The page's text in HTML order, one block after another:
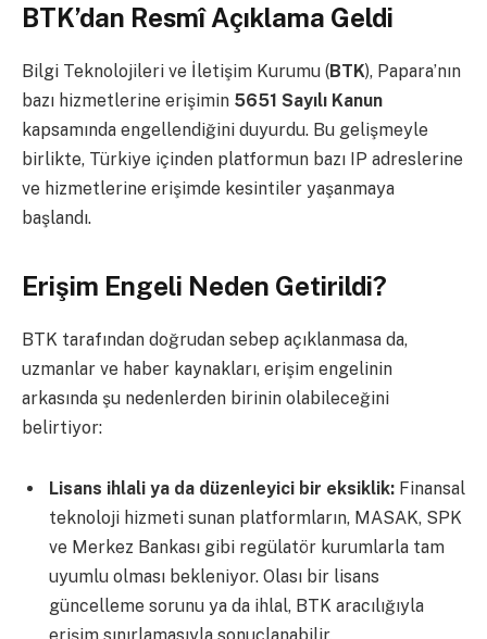
BTK’dan Resmî Açıklama Geldi
Bilgi Teknolojileri ve İletişim Kurumu (BTK), Papara’nın
bazı hizmetlerine erişimin 5651 Sayılı Kanun
kapsamında engellendiğini duyurdu. Bu gelişmeyle
birlikte, Türkiye içinden platformun bazı IP adreslerine
ve hizmetlerine erişimde kesintiler yaşanmaya
başlandı.
Erişim Engeli Neden Getirildi?
BTK tarafından doğrudan sebep açıklanmasa da,
uzmanlar ve haber kaynakları, erişim engelinin
arkasında şu nedenlerden birinin olabileceğini
belirtiyor:
Lisans ihlali ya da düzenleyici bir eksiklik: Finansal
teknoloji hizmeti sunan platformların, MASAK, SPK
ve Merkez Bankası gibi regülatör kurumlarla tam
uyumlu olması bekleniyor. Olası bir lisans
güncelleme sorunu ya da ihlal, BTK aracılığıyla